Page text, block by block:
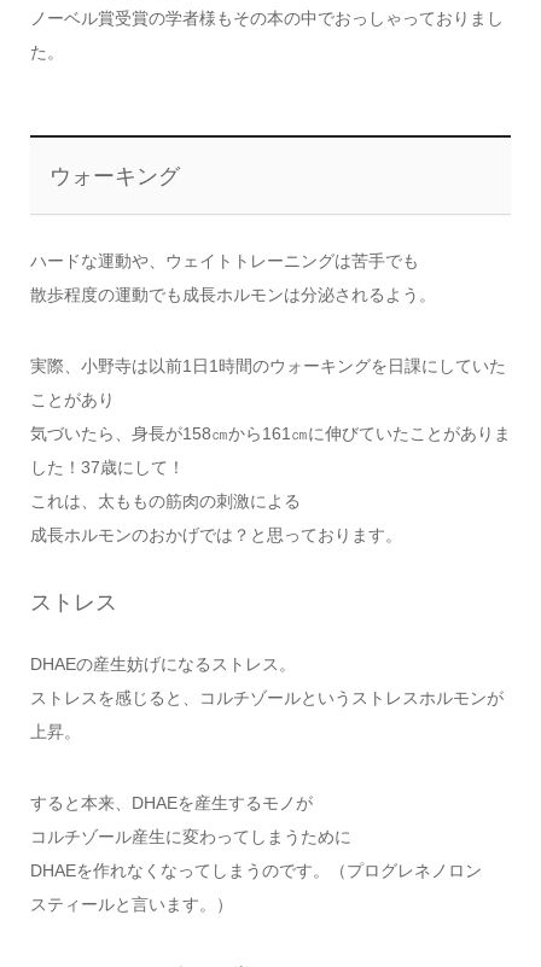
ノーベル賞受賞の学者様もその本の中でおっしゃっておりまし
た。
ウォーキング
ハードな運動や、ウェイトトレーニングは苦手でも
散歩程度の運動でも成長ホルモンは分泌されるよう。
実際、小野寺は以前1日1時間のウォーキングを日課にしていた
ことがあり
気づいたら、身長が158㎝から161㎝に伸びていたことがありま
した！37歳にして！
これは、太ももの筋肉の刺激による
成長ホルモンのおかげでは？と思っております。
ストレス
DHAEの産生妨げになるストレス。
ストレスを感じると、コルチゾールというストレスホルモンが
上昇。
すると本来、DHAEを産生するモノが
コルチゾール産生に変わってしまうために
DHAEを作れなくなってしまうのです。（プログレネノロン
スティールと言います。）